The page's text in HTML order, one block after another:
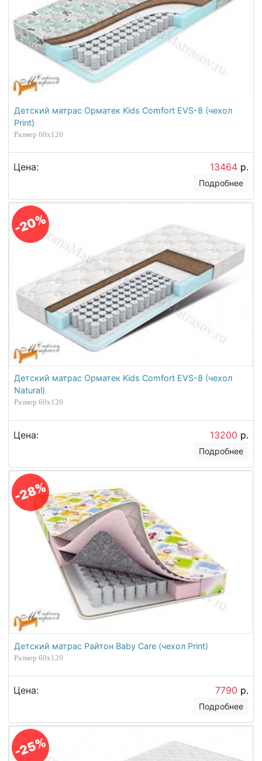
Детский матрас Орматек Kids Comfort EVS-8 (чехол
Print)
Размер 60х120
Цена: 13464 р.
Подробнее
-20%
Детский матрас Орматек Kids Comfort EVS-8 (чехол
Natural)
Размер 60х120
Цена: 13200 р.
Подробнее
-28%
Детский матрас Райтон Baby Care (чехол Print)
Размер 60х120
Цена: 7790 р.
Подробнее
-25%